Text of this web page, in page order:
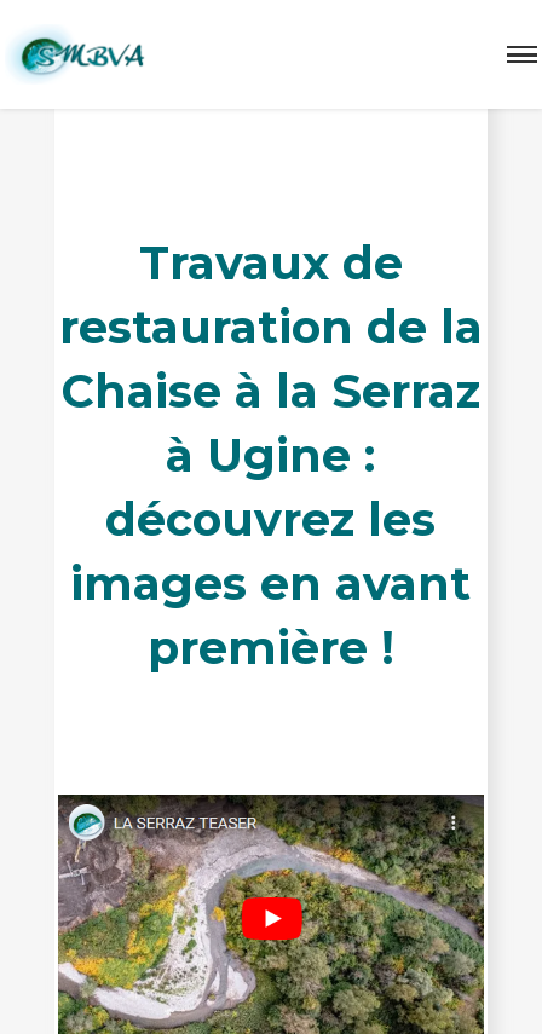
Travaux de
restauration de la
Chaise à la Serraz
à Ugine :
découvrez les
images en avant
première !